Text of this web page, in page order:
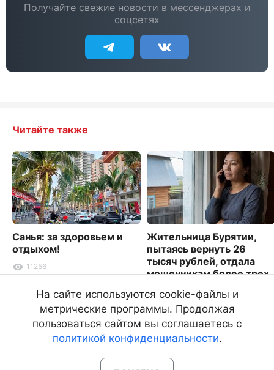
Получайте свежие новости в мессенджерах и
соцсетях
Читайте также
Санья: за здоровьем и
отдыхом!
11256
Жительница Бурятии,
пытаясь вернуть 26
тысяч рублей, отдала
мошенникам более трех
2731
На сайте используются cookie-файлы и
метрические программы. Продолжая
пользоваться сайтом вы соглашаетесь с
политикой конфиденциальности.